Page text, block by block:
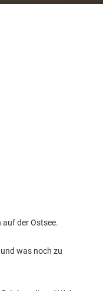
auf der Ostsee.
was noch zu